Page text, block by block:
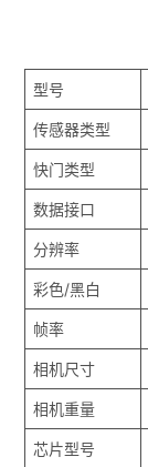
型号
传感器类型
快门类型
数据接口
分辨率
彩色/黑白
帧率
相机尺寸
相机重量
芯片型号